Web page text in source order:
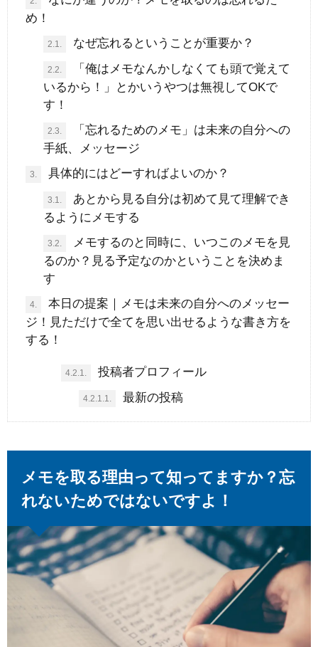
め！
2.1. なぜ忘れるということが重要か？
2.2.
「俺はメモなんかしなくても頭で覚えて
いるから！」とかいうやつは無視してOKで
す！
2.3.
「忘れるためのメモ」は未来の自分への
手紙、メッセージ
3. 具体的にはどーすればよいのか？
3.1.
あとから見る自分は初めて見て理解でき
るようにメモする
3.2.
メモするのと同時に、いつこのメモを見
るのか？見る予定なのかということを決めま
す
4.
本日の提案｜メモは未来の自分へのメッセー
ジ！見ただけで全てを思い出せるような書き方を
する！
4.2.1. 投稿者プロフィール
4.2.1.1. 最新の投稿
メモを取る理由って知ってますか？忘
れないためではないですよ！